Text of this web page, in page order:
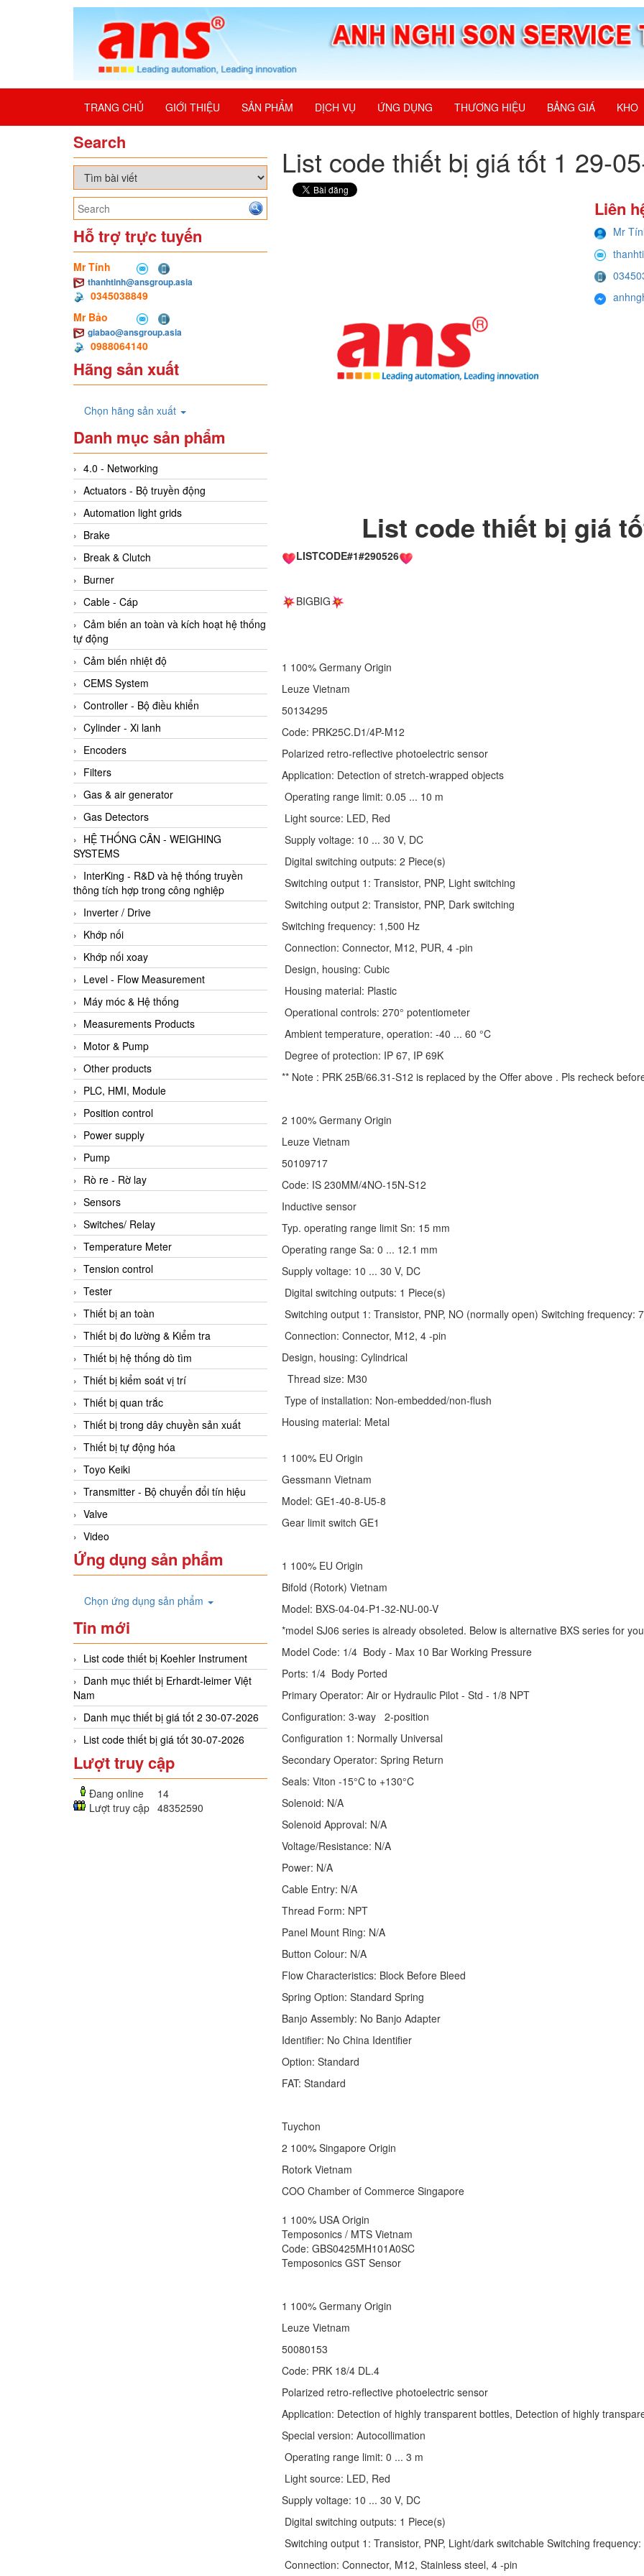
TRANG CHỦ GIỚI THIỆU SẢN PHẨM DỊCH VỤ ỨNG DỤNG THƯƠNG HIỆU BẢNG GIÁ KHO
Search
Hỗ trợ trực tuyến
Mr Tính
thanhtinh@ansgroup.asia
0345038849
Mr Bảo
giabao@ansgroup.asia
0988064140
Hãng sản xuất
Chọn hãng sản xuất
Danh mục sản phẩm
4.0 - Networking
Actuators - Bộ truyền động
Automation light grids
Brake
Break & Clutch
Burner
Cable - Cáp
Cảm biến an toàn và kích hoạt hệ thống
tự động
Cảm biến nhiệt độ
CEMS System
Controller - Bộ điều khiển
Cylinder - Xi lanh
Encoders
Filters
Gas & air generator
Gas Detectors
HỆ THỐNG CÂN - WEIGHING
SYSTEMS
InterKing - R&D và hệ thống truyền
thông tích hợp trong công nghiệp
Inverter / Drive
Khớp nối
Khớp nối xoay
Level - Flow Measurement
Máy móc & Hệ thống
Measurements Products
Motor & Pump
Other products
PLC, HMI, Module
Position control
Power supply
Pump
Rò re - Rờ lay
Sensors
Switches/ Relay
Temperature Meter
Tension control
Tester
Thiết bị an toàn
Thiết bị đo lường & Kiểm tra
Thiết bị hệ thống dò tìm
Thiết bị kiểm soát vị trí
Thiết bị quan trắc
Thiết bị trong dây chuyền sản xuất
Thiết bị tự động hóa
Toyo Keiki
Transmitter - Bộ chuyển đổi tín hiệu
Valve
Video
Ứng dụng sản phẩm
Chọn ứng dụng sản phẩm
Tin mới
List code thiết bị Koehler Instrument
Danh mục thiết bị Erhardt-leimer Việt
Nam
Danh mục thiết bị giá tốt 2 30-07-2026
List code thiết bị giá tốt 30-07-2026
Lượt truy cập
Đang online
14
Lượt truy cập 48352590
List code thiết bị giá tốt 1 29-
Liên
Mr
List code thiết bị giá
LISTCODE#1#290526
BIGBIG
1 100% Germany Origin
Leuze Vietnam
50134295
Code: PRK25C.D1/4P-M12
Polarized retro-reflective photoelectric sensor
Application: Detection of stretch-wrapped objects
Operating range limit: 0.05 ... 10 m
Light source: LED, Red
Supply voltage: 10 ... 30 V, DC
Digital switching outputs: 2 Piece(s)
Switching output 1: Transistor, PNP, Light switching
Switching output 2: Transistor, PNP, Dark switching
Switching frequency: 1,500 Hz
Connection: Connector, M12, PUR, 4 -pin
Design, housing: Cubic
Housing material: Plastic
Operational controls: 270° potentiometer
Ambient temperature, operation: -40 ... 60 °C
Degree of protection: IP 67, IP 69K
** Note : PRK 25B/66.31-S12 is replaced by the Offer above . Pls recheck
2 100% Germany Origin
Leuze Vietnam
50109717
Code: IS 230MM/4NO-15N-S12
Inductive sensor
Typ. operating range limit Sn: 15 mm
Operating range Sa: 0 ... 12.1 mm
Supply voltage: 10 ... 30 V, DC
Digital switching outputs: 1 Piece(s)
Switching output 1: Transistor, PNP, NO (normally open) Switching frequency:
Connection: Connector, M12, 4 -pin
Design, housing: Cylindrical
Thread size: M30
Type of installation: Non-embedded/non-flush
Housing material: Metal
1 100% EU Origin
Gessmann Vietnam
Model: GE1-40-8-U5-8
Gear limit switch GE1
1 100% EU Origin
Bifold (Rotork) Vietnam
Model: BXS-04-04-P1-32-NU-00-V
*model SJ06 series is already obsoleted. Below is alternative BXS series for
Model Code: 1/4 Body - Max 10 Bar Working Pressure
Ports: 1/4 Body Ported
Primary Operator: Air or Hydraulic Pilot - Std - 1/8 NPT
Configuration: 3-way 2-position
Configuration 1: Normally Universal
Secondary Operator: Spring Return
Seals: Viton -15°C to +130°C
Solenoid: N/A
Solenoid Approval: N/A
Voltage/Resistance: N/A
Power: N/A
Cable Entry: N/A
Thread Form: NPT
Panel Mount Ring: N/A
Button Colour: N/A
Flow Characteristics: Block Before Bleed
Spring Option: Standard Spring
Banjo Assembly: No Banjo Adapter
Identifier: No China Identifier
Option: Standard
FAT: Standard
Tuychon
2 100% Singapore Origin
Rotork Vietnam
COO Chamber of Commerce Singapore
1 100% USA Origin
Temposonics / MTS Vietnam
Code: GBS0425MH101A0SC
Temposonics GST Sensor
1 100% Germany Origin
Leuze Vietnam
50080153
Code: PRK 18/4 DL.4
Polarized retro-reflective photoelectric sensor
Application: Detection of highly transparent bottles, Detection of highly
Special version: Autocollimation
Operating range limit: 0 ... 3 m
Light source: LED, Red
Supply voltage: 10 ... 30 V, DC
Digital switching outputs: 1 Piece(s)
Switching output 1: Transistor, PNP, Light/dark switchable Switching
Connection: Connector, M12, Stainless steel, 4 -pin